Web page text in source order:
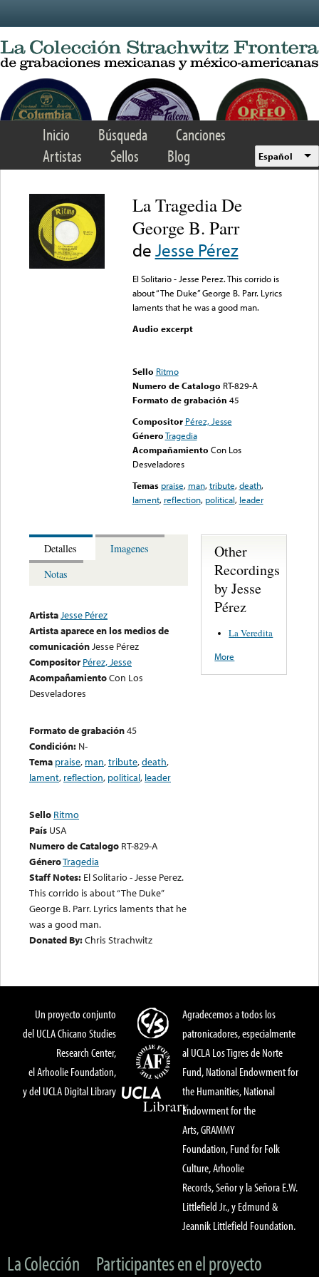
Inicio Búsqueda
Canciones
Artistas
Sellos Blog Español
La Tragedia De
George B. Parr
deJesse Pérez
El Solitario - Jesse Perez. This corrido is
about “The Duke” George B. Parr. Lyrics
laments that he was a good man.
Audio excerpt
Sello Ritmo
Numero de Catalogo RT-829-A
Formato de grabación 45
Compositor Pérez, Jesse
GéneroTragedia
Acompañamiento Con Los
Desveladores
Temas praise, man,tribute,death,
lament, reflection, political, leader
Detalles
Imagenes
Notas
ArtistaJesse Pérez
Artista aparece en los medios de
comunicaciónJesse Pérez
Compositor Pérez, Jesse
AcompañamientoCon Los
Desveladores
Formato de grabación45
Condición: N-
Tema praise, man,tribute,death,
lament, reflection, political, leader
Sello Ritmo
País USA
Numero de Catalogo RT-829-A
GéneroTragedia
Staff Notes: El Solitario - Jesse Perez.
This corrido is about “The Duke”
George B. Parr. Lyrics laments that he
was a good man.
Donated By:Chris Strachwitz
Other
Recordings
by Jesse
Pérez
La Veredita
More
Un proyecto conjunto
del UCLA Chicano Studies
Research Center,
el Arhoolie Foundation,
y del UCLA Digital Library
Agradecemos a todos los
patronicadores, especialmente
al UCLA Los Tigres de Norte
Fund, National Endowment for
the Humanities, National
Endowment for the
Arts, GRAMMY
Foundation, Fund for Folk
Culture, Arhoolie
Records, Señor y la Señora E.W.
Littlefield Jr., y Edmund &
Jeannik Littlefield Foundation.
La Colección
Participantes en el proyecto